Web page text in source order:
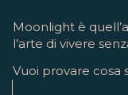
Moonlight è
l’arte di vivere
Vuoi provare cosa